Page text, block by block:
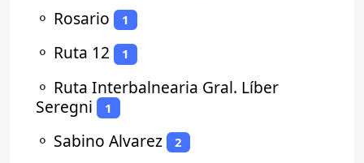
⚬ Rosario 1
⚬ Ruta 12 1
⚬ Ruta Interbalnearia Gral. Líber
Seregni
1
⚬ Sabino Alvarez 2